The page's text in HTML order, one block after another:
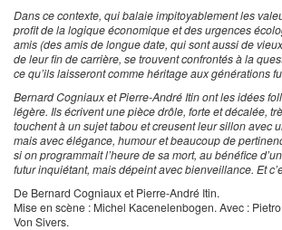
Dans ce contexte, qui balaie impitoyablement les
profit de la logique économique et des urgences
amis (des amis de longue date, qui sont aussi de
de leur fin de carrière, se trouvent confrontés à la
ce qu’ils laisseront comme héritage aux générations
Bernard Cogniaux et Pierre-André Itin ont les idées
légère. Ils écrivent une pièce drôle, forte et décalée,
touchent à un sujet tabou et creusent leur sillon avec
mais avec élégance, humour et beaucoup de
si on programmait l’heure de sa mort, au bénéfice
futur inquiétant, mais dépeint avec bienveillance. Et
De Bernard Cogniaux et Pierre-André Itin.
Mise en scène : Michel Kacenelenbogen. Avec :
Von Sivers.